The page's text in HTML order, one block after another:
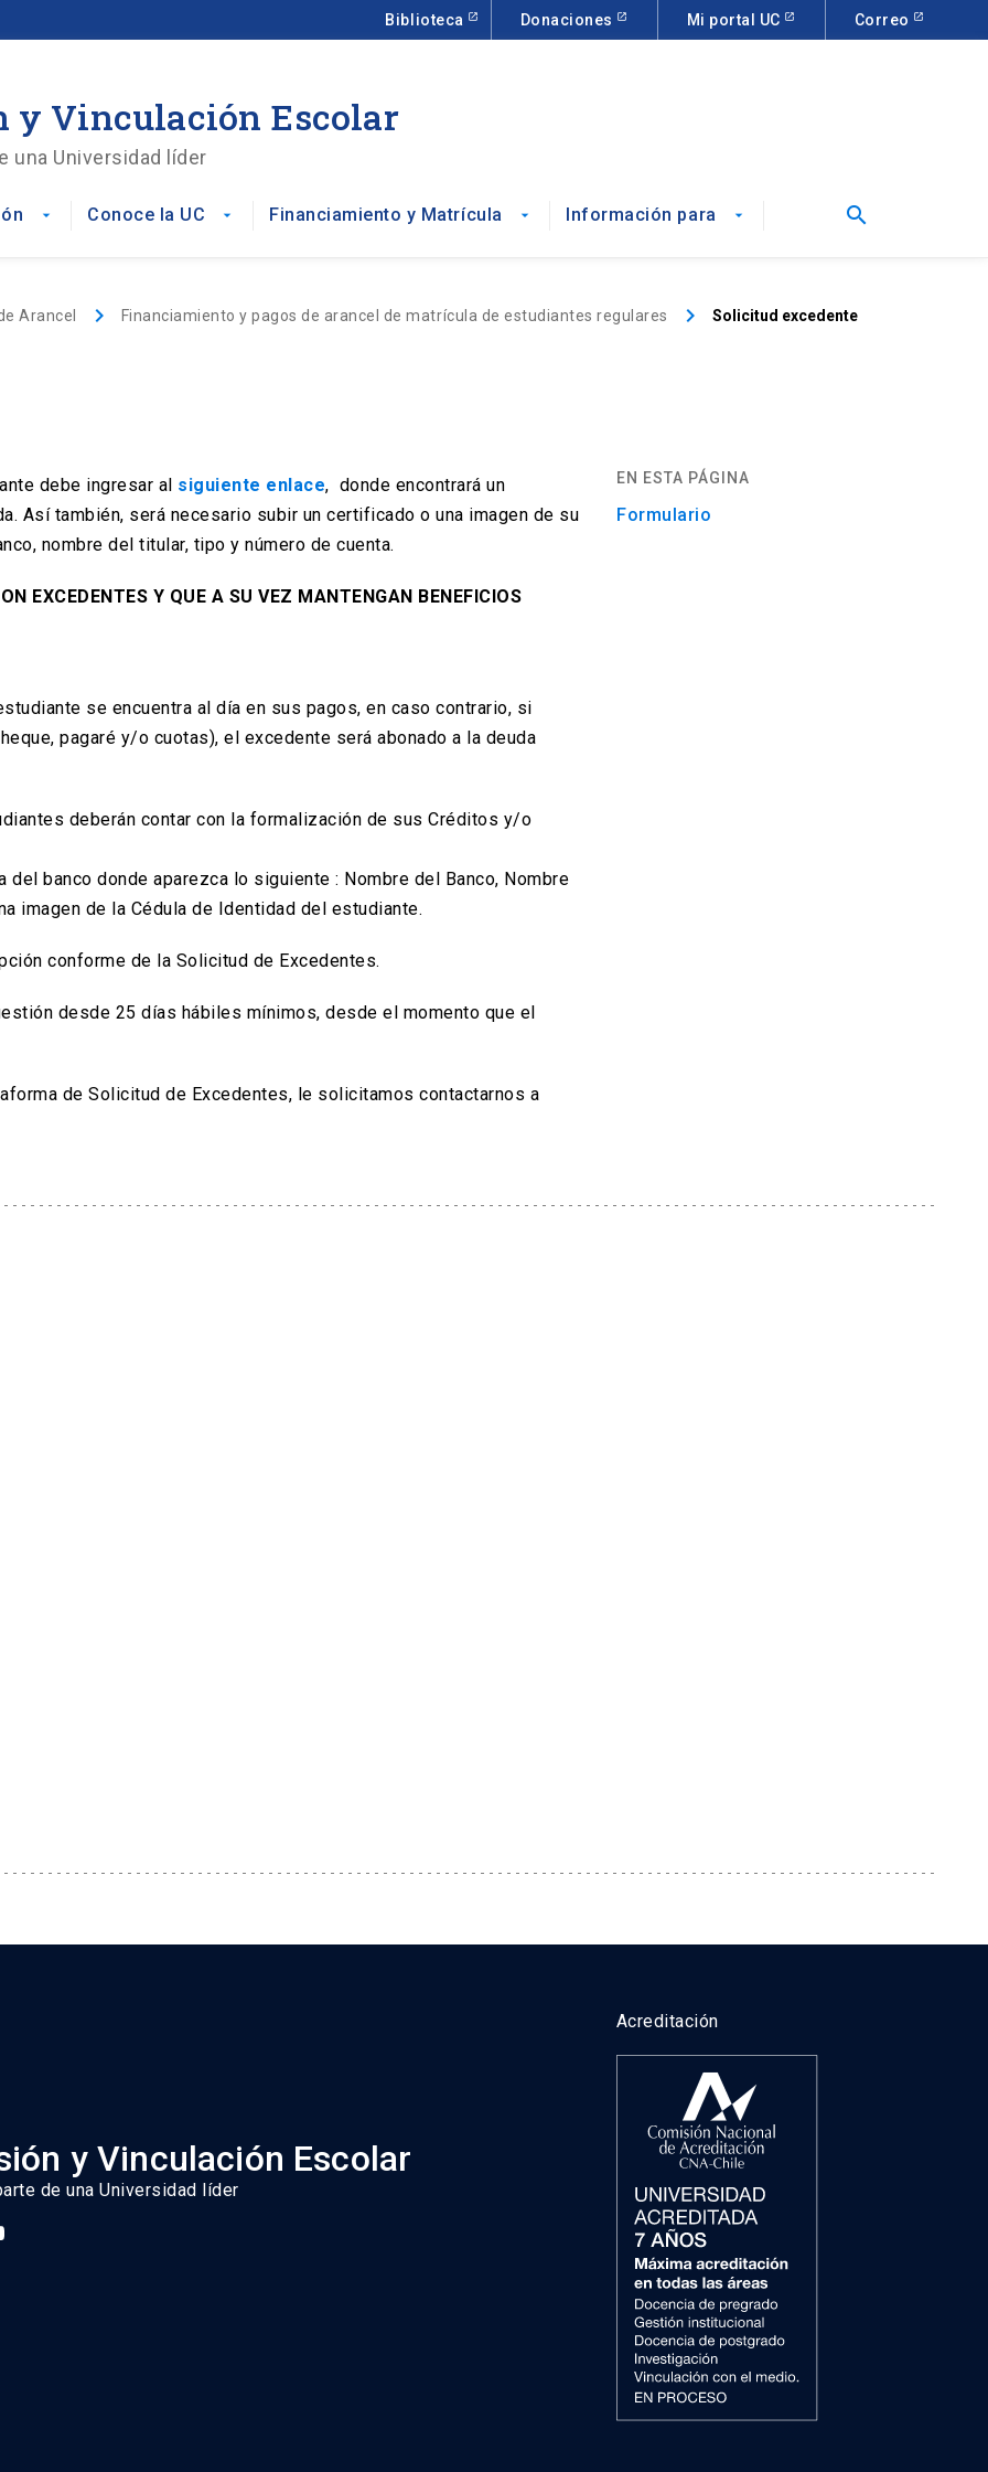
Biblioteca Donaciones Mi portal UC Correo
y Vinculación Escolar
una Universidad líder
arrow_drop_down Conoce la UC arrow_drop_down Financiamiento y Matrícula arrow_drop_down Información para arrow_drop_down search
Arancel keyboard_arrow_right Financiamiento y pagos de arancel de matrícula de estudiantes regulares keyboard_arrow_right Solicitud excedente
debe ingresar al siguiente enlace, donde encontrará un
Así también, será necesario subir un certificado o una imagen de su
nombre del titular, tipo y número de cuenta.
EXCEDENTES Y QUE A SU VEZ MANTENGAN BENEFICIOS
se encuentra al día en sus pagos, en caso contrario, si
pagaré y/o cuotas), el excedente será abonado a la deuda
deberán contar con la formalización de sus Créditos y/o
banco donde aparezca lo siguiente : Nombre del Banco, Nombre
imagen de la Cédula de Identidad del estudiante.
conforme de la Solicitud de Excedentes.
desde 25 días hábiles mínimos, desde el momento que el
de Solicitud de Excedentes, le solicitamos contactarnos a
EN ESTA PÁGINA
Formulario
y Vinculación Escolar
de una Universidad líder
Acreditación